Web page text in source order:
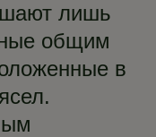
лишь
общим
в